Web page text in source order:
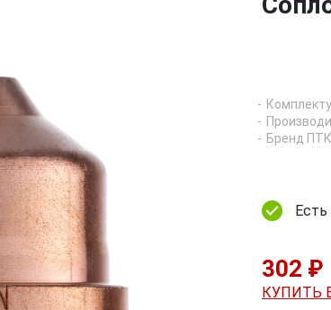
Бренд ПТК
Есть
302 ₽
КУПИТЬ